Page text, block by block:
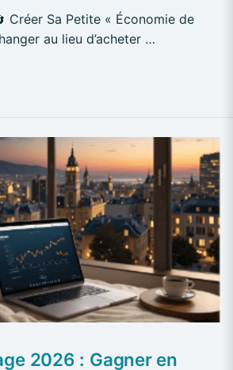
Créer Sa Petite « Économie de
au lieu d’acheter …
2026 : Gagner en